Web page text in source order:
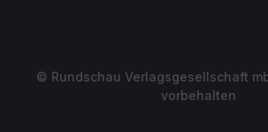
© Rundschau Verlagsgesellschaft
vorbehalten